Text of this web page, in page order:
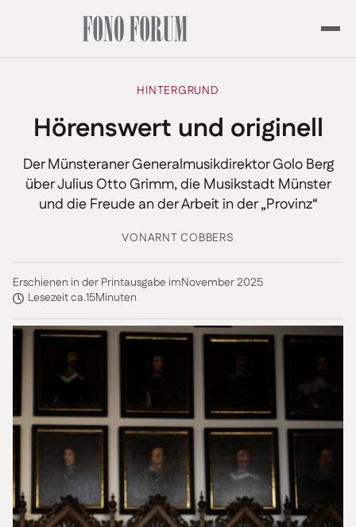
HINTERGRUND
Hörenswert und originell
Der Münsteraner Generalmusikdirektor Golo Berg
über Julius Otto Grimm, die Musikstadt Münster
und die Freude an der Arbeit in der „Provinz“
VONARNT COBBERS
Erschienen in der Printausgabe imNovember 2025
Lesezeit ca.15Minuten